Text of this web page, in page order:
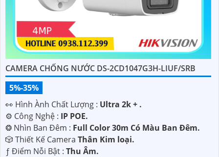
CAMERA CHỐNG NƯỚC DS-2CD1047G3H-LIUF/SRB
5%-35%
️👀 Hình Ành Chất Lượng : Ultra 2k + .
⚙ Công Nghệ : IP POE.
❂ Nhìn Ban Đêm : Full Color 30m Có Màu Ban Ðêm.
🎲 Thiết Kế Camera Thân Kim loại.
️ƒ Điểm Nỗi Bật : Thu Âm.